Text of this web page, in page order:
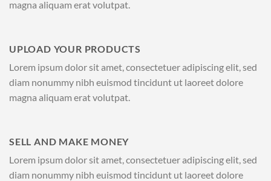
magna aliquam erat volutpat.
UPLOAD YOUR PRODUCTS
Lorem ipsum dolor sit amet, consectetuer adipiscing elit, sed
diam nonummy nibh euismod tincidunt ut laoreet dolore
magna aliquam erat volutpat.
SELL AND MAKE MONEY
Lorem ipsum dolor sit amet, consectetuer adipiscing elit, sed
diam nonummy nibh euismod tincidunt ut laoreet dolore